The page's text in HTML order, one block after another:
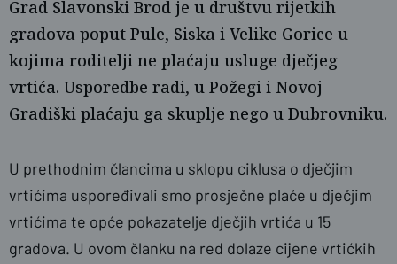
Grad Slavonski Brod je u društvu rijetkih
gradova poput Pule, Siska i Velike Gorice u
kojima roditelji ne plaćaju usluge dječjeg
vrtića. Usporedbe radi, u Požegi i Novoj
Gradiški plaćaju ga skuplje nego u Dubrovniku.
U prethodnim člancima u sklopu ciklusa o dječjim
vrtićima uspoređivali smo prosječne plaće u dječjim
vrtićima te opće pokazatelje dječjih vrtića u 15
gradova. U ovom članku na red dolaze cijene vrtićkih